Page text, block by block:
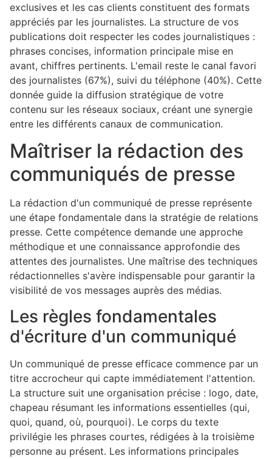
exclusives et les cas clients constituent des formats
appréciés par les journalistes. La structure de vos
publications doit respecter les codes journalistiques :
phrases concises, information principale mise en
avant, chiffres pertinents. L'email reste le canal favori
des journalistes (67%), suivi du téléphone (40%). Cette
donnée guide la diffusion stratégique de votre
contenu sur les réseaux sociaux, créant une synergie
entre les différents canaux de communication.
Maîtriser la rédaction des
communiqués de presse
La rédaction d'un communiqué de presse représente
une étape fondamentale dans la stratégie de relations
presse. Cette compétence demande une approche
méthodique et une connaissance approfondie des
attentes des journalistes. Une maîtrise des techniques
rédactionnelles s'avère indispensable pour garantir la
visibilité de vos messages auprès des médias.
Les règles fondamentales
d'écriture d'un communiqué
Un communiqué de presse efficace commence par un
titre accrocheur qui capte immédiatement l'attention.
La structure suit une organisation précise : logo, date,
chapeau résumant les informations essentielles (qui,
quoi, quand, où, pourquoi). Le corps du texte
privilégie les phrases courtes, rédigées à la troisième
personne au présent. Les informations principales